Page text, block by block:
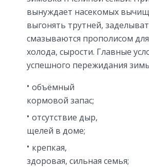
вынуждает насекомых
выгонять трутней,
смазываются прополисом
холода, сырости. Главные
успешного пережидания
объёмный
кормовой запас;
отсутствие дыр,
щелей в доме;
крепкая,
здоровая, сильная семья;